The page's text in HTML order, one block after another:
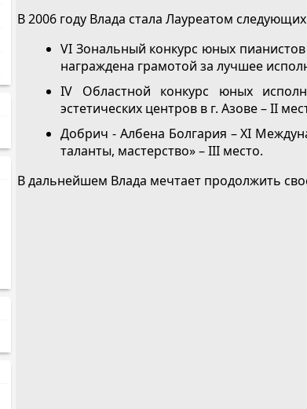
В 2006 году Влада стала Лауреатом
VI Зональный конкурс юных
награждена грамотой за лучшее
IV Областной конкурс юных
эстетических центров в г. Азове – II
Добрич - Албена Болгария – XI
таланты, мастерство» – III место.
В дальнейшем Влада мечтает продолжить